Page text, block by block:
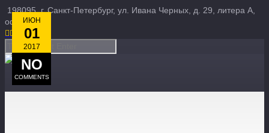
198095, г. Санкт-Петербург, ул. Ивана Черных, д. 29, литера А,
офис 3Б
 
ИЮН
01
2017
NO
COMMENTS